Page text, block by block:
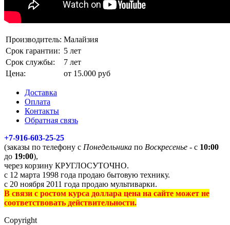
Производитель: Малайзия
Срок гарантии: 5 лет
Срок службы:
7 лет
Цена:
от 15.000 руб
Доставка
Оплата
Контакты
Обратная связь
+7-916-603-25-25
(заказы по телефону с Понедельника по Воскресенье - с 10:00
до 19:00),
через корзину КРУГЛОСУТОЧНО.
с 12 марта 1998 года продаю бытовую технику.
с 20 ноября 2011 года продаю мультиварки.
В связи с ростом курса доллара цена на сайте может не
соответствовать действительности.
Copyright